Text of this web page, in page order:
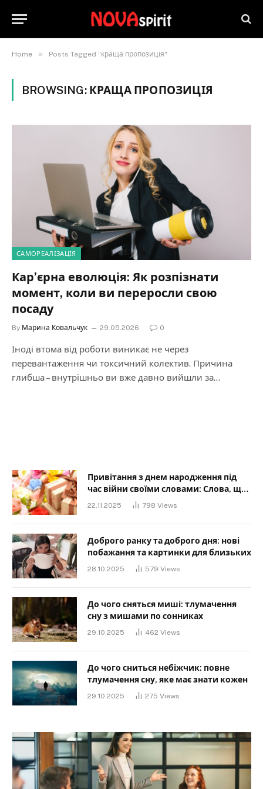
Home » Posts Tagged "краща пропозиція"
BROWSING: КРАЩА ПРОПОЗИЦІЯ
САМОРЕАЛІЗАЦІЯ
Кар’єрна еволюція: Як розпізнати
момент, коли ви переросли свою
посаду
By Марина Ковальчук 29.05.2026 0
Іноді втома від роботи виникає не через
перевантаження чи токсичний колектив. Причина
глибша – внутрішньо ви вже давно вийшли за…
Привітання з днем народження під
час війни своїми словами: Слова, що
дарують надію та силу
22.11.2025 798 Views
Доброго ранку та доброго дня: нові
побажання та картинки для близьких
28.10.2025 579 Views
До чого сняться миші: тлумачення
сну з мишами по сонниках
29.10.2025 462 Views
До чого сниться небіжчик: повне
тлумачення сну, яке має знати кожен
29.10.2025 275 Views